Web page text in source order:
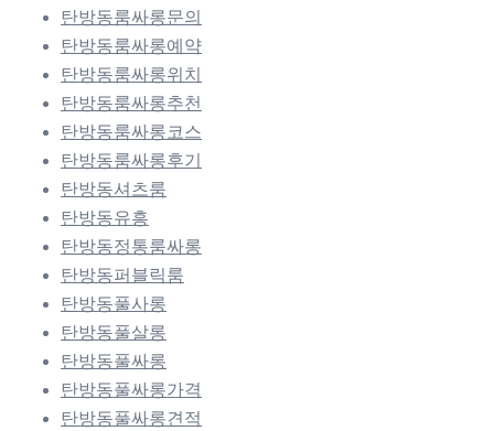
탄방동룸싸롱문의
탄방동룸싸롱예약
탄방동룸싸롱위치
탄방동룸싸롱추천
탄방동룸싸롱코스
탄방동룸싸롱후기
탄방동셔츠룸
탄방동유흥
탄방동정통룸싸롱
탄방동퍼블릭룸
탄방동풀사롱
탄방동풀살롱
탄방동풀싸롱
탄방동풀싸롱가격
탄방동풀싸롱견적